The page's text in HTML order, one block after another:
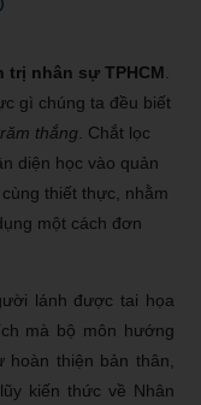
nhân sự TPHCM
gì chúng ta đều biết
thắng . Chắt lọc
diện học vào quản
thiết thực, nhằm
một cách đơn
lánh được tai họa
mà bộ môn hướng
thiện bản thân,
kiến thức về Nhân